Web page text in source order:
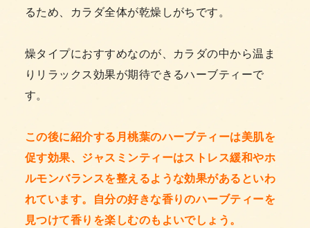
るため、カラダ全体が乾燥しがちです。
燥タイプにおすすめなのが、カラダの中から温ま
りリラックス効果が期待できるハーブティーで
す。
この後に紹介する月桃葉のハーブティーは美肌を
促す効果、ジャスミンティーはストレス緩和やホ
ルモンバランスを整えるような効果があるといわ
れています。自分の好きな香りのハーブティーを
見つけて香りを楽しむのもよいでしょう。